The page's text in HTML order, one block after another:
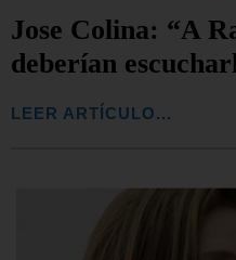
Jose Colina: “A
deberían
LEER ARTÍCULO...